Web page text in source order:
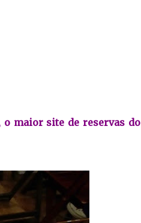
o maior site de reservas do